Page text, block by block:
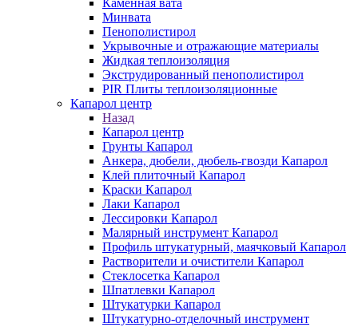
Минвата
Пенополистирол
Укрывочные и отражающие материалы
Жидкая теплоизоляция
Экструдированный пенополистирол
PIR Плиты теплоизоляционные
Капарол центр
Назад
Капарол центр
Грунты Капарол
Анкера, дюбели, дюбель-гвозди Капарол
Клей плиточный Капарол
Краски Капарол
Лаки Капарол
Лессировки Капарол
Малярный инструмент Капарол
Профиль штукатурный, маячковый Капарол
Растворители и очистители Капарол
Cтеклосетка Капарол
Шпатлевки Капарол
Штукатурки Капарол
Штукатурно-отделочный инструмент